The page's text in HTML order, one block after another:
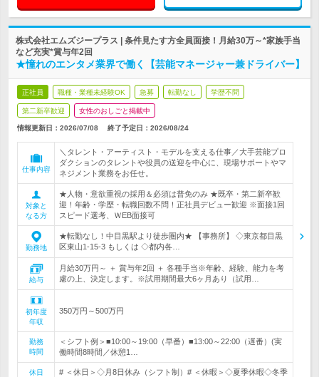
株式会社エムズジープラス | 条件見たす方全員面接！月給30万～*家族手当
など充実*賞与年2回
★憧れのエンタメ業界で働く【芸能マネージャー兼ドライバー】
正社員 職種・業種未経験OK 急募 転勤なし 学歴不問
第二新卒歓迎 女性のおしごと掲載中
情報更新日：2026/07/08 終了予定日： 2026/08/24
仕事内容
＼タレント・アーティスト・モデルを支える仕事／大手芸能プロ
ダクションのタレントや役員の送迎を中心に、現場サポートやマ
ネジメント業務をお任せ。
対象と
なる方
★人物・意欲重視の採用＆必須は普免のみ ★既卒・第二新卒歓
迎！年齢・学歴・転職回数不問！正社員デビュー歓迎 ※面接1回
スピード選考、ＷEB面接可
勤務地
★転勤なし！中目黒駅より徒歩圏内★ 【事務所】 ◇東京都目黒
区東山1-15-3 もしくは ◇都内各…
給与
月給30万円～ ＋ 賞与年2回 ＋ 各種手当※年齢、経験、能力を考
慮の上、決定します。※試用期間最大6ヶ月あり（試用…
初年度
年収
350万円～500万円
勤務
時間
＜シフト例＞■10:00～19:00（早番）■13:00～22:00（遅番）(実
働時間8時間／休憩1…
休日
# ＜休日＞◇月8日休み（シフト制）# ＜休暇＞◇夏季休暇◇冬季